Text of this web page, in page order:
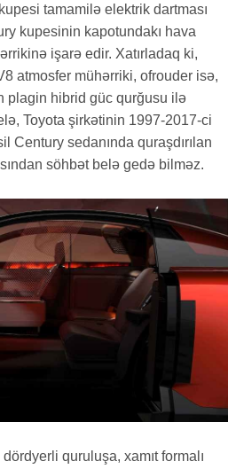
tamamilə elektrik dartması
kupesinin kapotundakı hava
işarə edir. Xatırladaq ki,
atmosfer mühərriki, ofrouder isə,
plagin hibrid güc qurğusu ilə
Toyota şirkətinin 1997-2017-ci
Century sedanında quraşdırılan
söhbət belə gedə bilməz.
quruluşa, xamıt formalı